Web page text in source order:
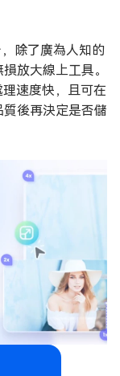
除了廣為人知的
放大線上工具。
速度快，且可在
後再決定是否儲